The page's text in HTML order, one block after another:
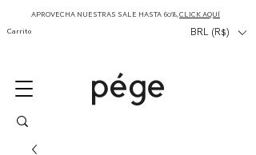
Carrito
APROVECHA NUESTRAS SALE HASTA 60%,CLICK AQUÍ
BRL (R$)